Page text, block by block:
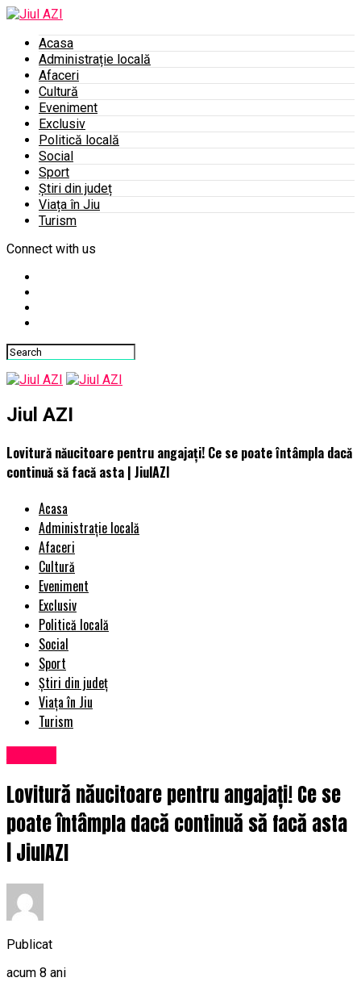
Acasa
Administrație locală
Afaceri
Cultură
Eveniment
Exclusiv
Politică locală
Social
Sport
Știri din județ
Viața în Jiu
Turism
Connect with us
Jiul AZI
Lovitură năucitoare pentru angajați! Ce se poate întâmpla dacă
continuă să facă asta | JiulAZI
Acasa
Administrație locală
Afaceri
Cultură
Eveniment
Exclusiv
Politică locală
Social
Sport
Știri din județ
Viața în Jiu
Turism
Lovitură năucitoare pentru angajați! Ce se
poate întâmpla dacă continuă să facă asta
| JiulAZI
Publicat
acum 8 ani